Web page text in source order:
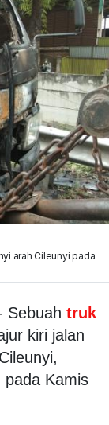
arah Cileunyi pada
Sebuah truk
kiri jalan
pada Kamis